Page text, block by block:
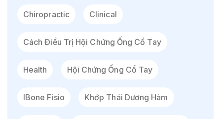
Chiropractic Clinical
Cách Điều Trị Hội Chứng Ống Cổ Tay
Health Hội Chứng Ống Cổ Tay
IBone Fisio Khớp Thái Dương Hàm